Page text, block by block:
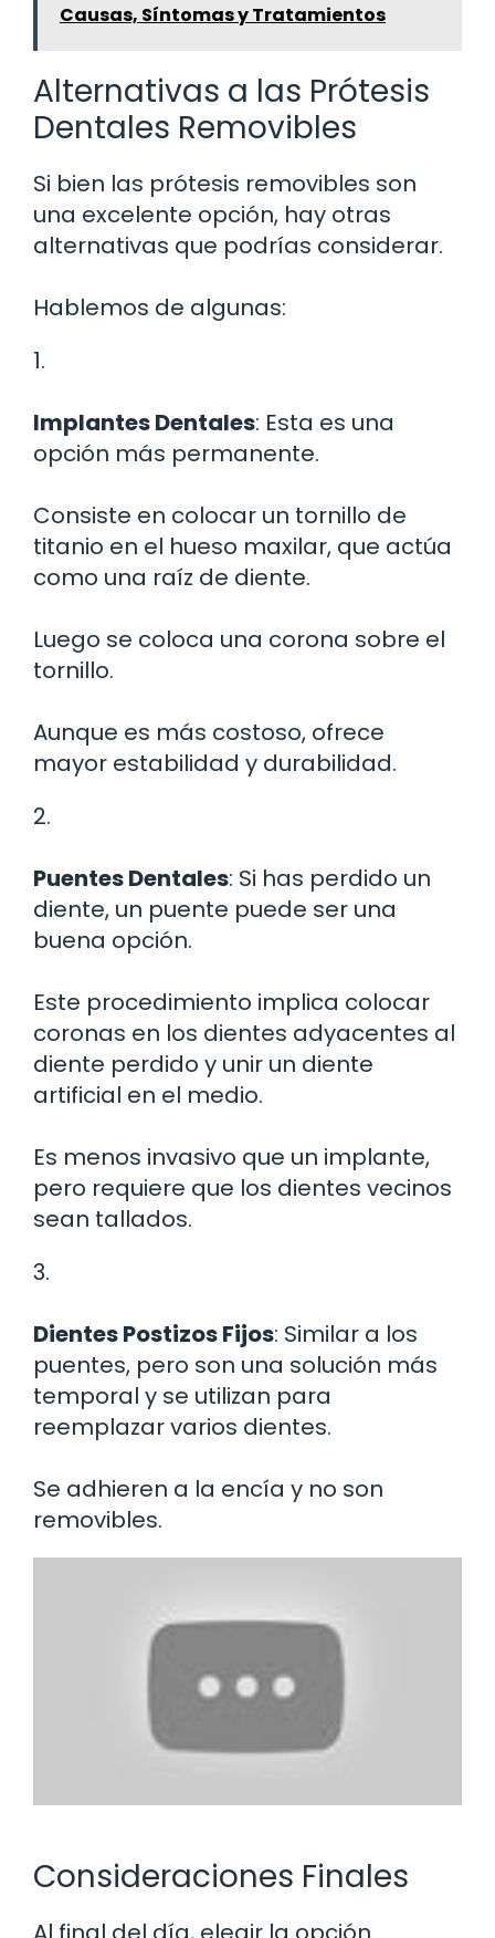
Causas, Síntomas y Tratamientos
Alternativas a las Prótesis
Dentales Removibles
Si bien las prótesis removibles son
una excelente opción, hay otras
alternativas que podrías considerar.
Hablemos de algunas:
1.
Implantes Dentales: Esta es una
opción más permanente.
Consiste en colocar un tornillo de
titanio en el hueso maxilar, que actúa
como una raíz de diente.
Luego se coloca una corona sobre el
tornillo.
Aunque es más costoso, ofrece
mayor estabilidad y durabilidad.
2.
Puentes Dentales: Si has perdido un
diente, un puente puede ser una
buena opción.
Este procedimiento implica colocar
coronas en los dientes adyacentes al
diente perdido y unir un diente
artificial en el medio.
Es menos invasivo que un implante,
pero requiere que los dientes vecinos
sean tallados.
3.
Dientes Postizos Fijos: Similar a los
puentes, pero son una solución más
temporal y se utilizan para
reemplazar varios dientes.
Se adhieren a la encía y no son
removibles.
Consideraciones Finales